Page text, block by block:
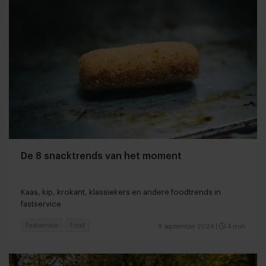
De 8 snacktrends van het moment
Kaas, kip, krokant, klassiekers en andere foodtrends in
fastservice
8 september 2024 4 min
Fastservice Food